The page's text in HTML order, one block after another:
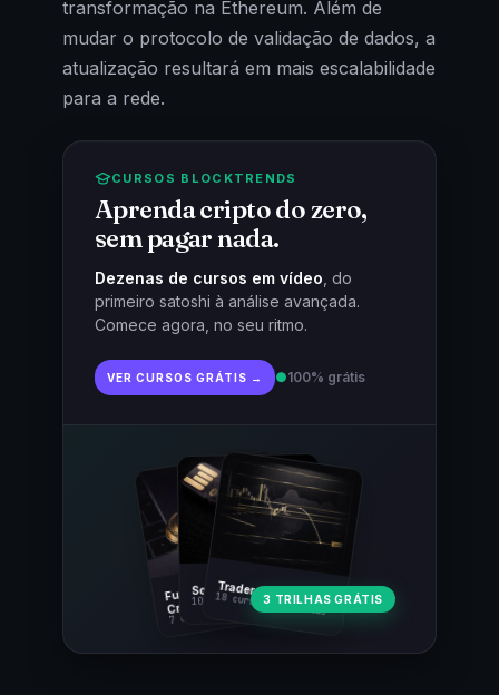
transformação na Ethereum. Além de
mudar o protocolo de validação de dados, a
atualização resultará em mais escalabilidade
para a rede.
CURSOS BLOCKTRENDS
Aprenda cripto do zero,
sem pagar nada.
Dezenas de cursos em vídeo , do
primeiro satoshi à análise avançada.
Comece agora, no seu ritmo.
VER CURSOS GRÁTIS → ●100% grátis
Fundamentos
Cripto
7 cursos · 31 aulas
Trader Cripto
18 cursos · 80 aulas
Soberania Bitcoin
10 cursos · 44 aulas3 TRILHAS GRÁTIS